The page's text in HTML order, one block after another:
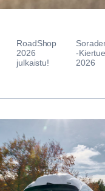
RoadShop
2026
julkaistu!
-Kiertue
2026